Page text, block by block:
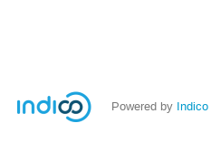
Powered by Indico